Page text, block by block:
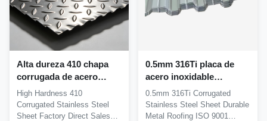
Alta dureza 410 chapa
corrugada de acero
inoxidable Fabrica
Ventas directas
High Hardness 410
Corrugated Stainless Steel
Sheet Factory Direct Sales
0.5mm 316Ti placa de
acero inoxidable
corrugado techado de
metal duradero ISO 9001
certificado
0.5mm 316Ti Corrugated
Stainless Steel Sheet Durable
Metal Roofing ISO 9001